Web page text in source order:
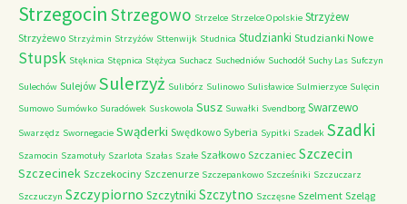
Strzegocin Strzegowo Strzelce Strzelce Opolskie Strzyżew
Strzyżewo Strzyżmin Strzyżów Sttenwijk Studnica Studzianki Studzianki Nowe
Stupsk Stęknica Stępnica Stężyca Suchacz Suchedniów Suchodół Suchy Las Sufczyn
Sulechów Sulejów Sulerzyż Sulibórz Sulinowo Sulisławice Sulmierzyce Sulęcin
Sumowo Sumówko Suradówek Suskowola Susz Suwałki Svendborg Swarzewo
Swarzędz Swornegacie Swąderki Swędkowo Syberia Sypitki Szadek Szadki
Szamocin Szamotuły Szarlota Szałas Szałe Szałkowo Szczaniec Szczecin
Szczecinek Szczekociny Szczenurze Szczepankowo Szcześniki Szczuczarz
Szczuczyn Szczypiorno Szczytniki Szczytno Szczęsne Szelment Szeląg